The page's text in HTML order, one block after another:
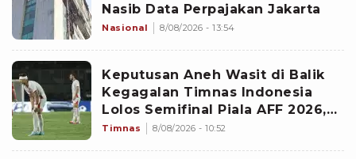
Nasib Data Perpajakan Jakarta
Nasional 8/08/2026 - 13:54
Keputusan Aneh Wasit di Balik
Kegagalan Timnas Indonesia
Lolos Semifinal Piala AFF 2026,
Untungkan Singapura dan
Timnas 8/08/2026 - 10:52